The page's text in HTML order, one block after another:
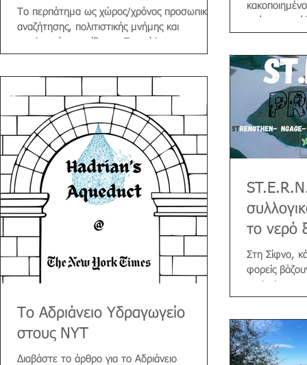
Το περπάτημα ως χώρος/χρόνος προσωπικής
αναζήτησης, πολιτιστικής μνήμης και
εισιτηρίων εδω: https://www.more.com/gr-
δημιουργία εθνικού δικτύου μονοπατιών
πεζοπορίας και την ανάγκη ανάδειξης και
προστασίας της φυσικής και πολιτιστικής
κληρονομιάς των νησιών, το UrbanDig Project
στήνει την καινούρια παράσταση “Μονοπάτια”
εντός και εκτός πόλης, σε Αθήνα, Κέα και
Σίφνο, αναζητώντας τα στοιχεία εκείνα που
Το Αδριάνειο Υδραγωγείο
στους NYT
Διαβάστε το άρθρο για το Αδριάνειο
το νερό
Στη Σίφνο,
φορείς
σχέδιο...